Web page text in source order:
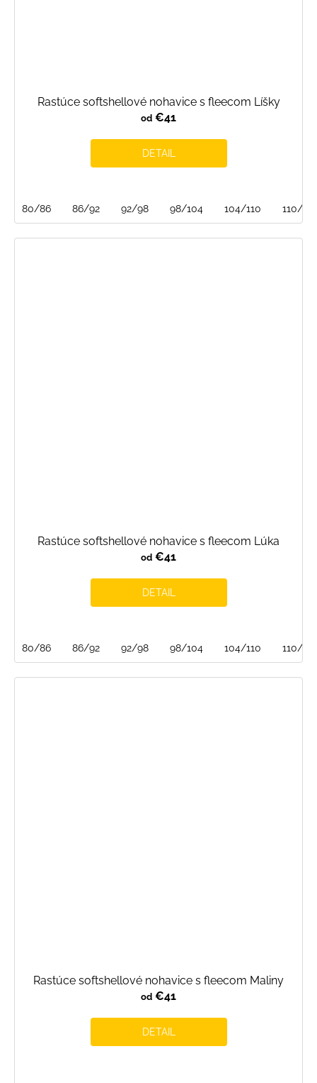
Rastúce softshellové nohavice s fleecom Líšky
od €41
DETAIL
80/86 86/92 92/98 98/104 104/110 110/116
Rastúce softshellové nohavice s fleecom Lúka
od €41
DETAIL
80/86 86/92 92/98 98/104 104/110 110/116
Rastúce softshellové nohavice s fleecom Maliny
od €41
DETAIL